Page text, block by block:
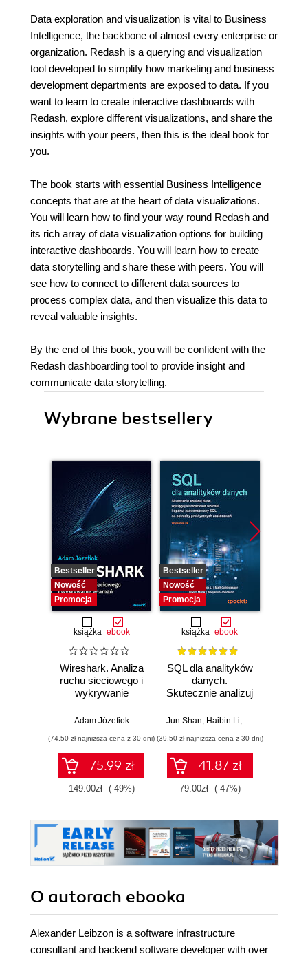
Data exploration and visualization is vital to Business
Intelligence, the backbone of almost every enterprise or
organization. Redash is a querying and visualization
tool developed to simplify how marketing and business
development departments are exposed to data. If you
want to learn to create interactive dashboards with
Redash, explore different visualizations, and share the
insights with your peers, then this is the ideal book for
you.
The book starts with essential Business Intelligence
concepts that are at the heart of data visualizations.
You will learn how to find your way round Redash and
its rich array of data visualization options for building
interactive dashboards. You will learn how to create
data storytelling and share these with peers. You will
see how to connect to different data sources to
process complex data, and then visualize this data to
reveal valuable insights.
By the end of this book, you will be confident with the
Redash dashboarding tool to provide insight and
communicate data storytelling.
Wybrane bestsellery
Bestseller
Nowość
Promocja
książka ebook
Wireshark. Analiza
ruchu sieciowego i
wykrywanie
Adam Józefiok
(74,50 zł najniższa cena z 30 dni)
75.99 zł
149.00zł (-49%)
Bestseller
Nowość
Promocja
książka ebook
SQL dla analityków
danych.
Skutecznie analizuj
wartościowe
zaawansowany
SQL na potrzeby
praktycznych
zastosowań.
Wydanie IV
Jun Shan, Haibin Li, Matt Goldwasser
(39,50 zł najniższa cena z 30 dni)
41.87 zł
79.00zł (-47%)
O autorach ebooka
Alexander Leibzon is a software infrastructure
consultant and backend software developer with over